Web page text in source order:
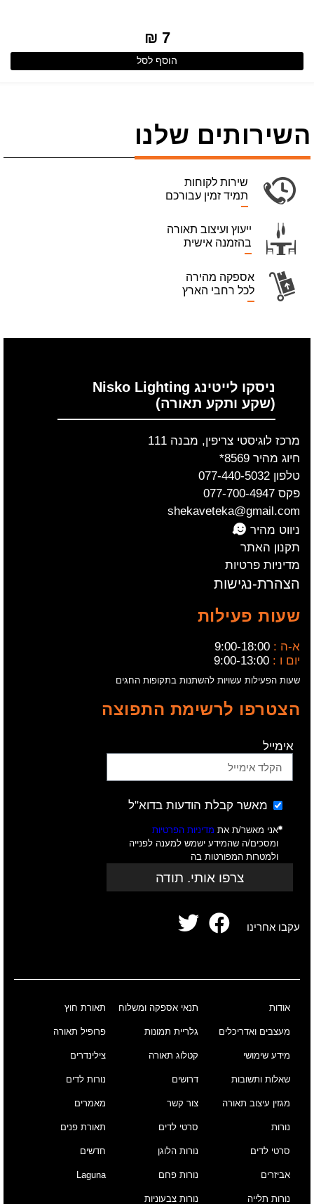
7 ₪
הוסף לסל
השירותים שלנו
שירות לקוחות
תמיד זמין עבורכם
ייעוץ ועיצוב תאורה
בהזמנה אישית
אספקה מהירה
לכל רחבי הארץ
ניסקו לייטינג Nisko Lighting
(שקע ותקע תאורה)
מרכז לוגיסטי צריפין, מבנה 111
חיוג מהיר 8569*
טלפון 077-440-5032
פקס 077-700-4947
shekaveteka@gmail.com
ניווט מהיר
תקנון האתר
מדיניות פרטיות
הצהרת-נגישות
שעות פעילות
א-ה : 9:00-18:00
יום ו : 9:00-13:00
שעות הפעילות עשויות להשתנות בתקופות החגים
הצטרפו לרשימת התפוצה
אימייל
מאשר קבלת הודעות בדוא"ל
אני מאשר/ת את מדיניות הפרטיות
ומסכים/ה שהמידע ישמש למענה לפנייה
ולמטרות המפורטות בה
צרפו אותי. תודה
עקבו אחרינו
אודות
מעצבים ואדריכלים
מידע שימושי
שאלות ותשובות
מגזין עיצוב תאורה
תנאי אספקה ומשלוח
גלריית תמונות
קטלוג תאורה
דרושים
צור קשר
תאורת חוץ
פרופיל תאורה
צילינדרים
נורות לדים
מאמרים
נורות
סרטי לדים
אביזרים
נורות תלייה
סרטי לדים
נורות הלוגן
נורות פחם
נורות צבעוניות
תאורת פנים
חדשים
Laguna